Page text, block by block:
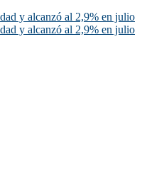
y alcanzó al 2,9% en julio
y alcanzó al 2,9% en julio